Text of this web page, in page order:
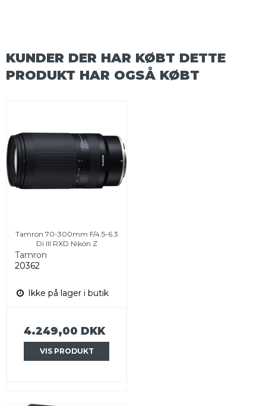
KUNDER DER HAR KØBT DETTE
PRODUKT HAR OGSÅ KØBT
Tamron 70-300mm F/4.5-6.3
Di III RXD Nikon Z
Tamron
20362
Ikke på lager i butik
4.249,00 DKK
VIS PRODUKT